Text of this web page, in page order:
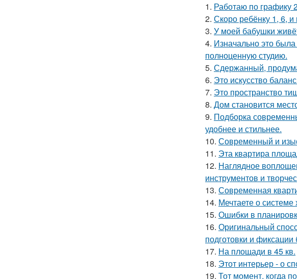
1. Работаю по графику
2. Скоро ребёнку 1, 6, и
3. У моей бабушки
4. Изначально это
полноценную студию.
5. Сдержанный,
6. Это искусство
7. Это пространство
8. Дом становится
9. Подборка
удобнее и стильнее.
10. Современный и
11. Эта квартира
12. Наглядное
инструментов и
13. Современная
14. Мечтаете о
15. Ошибки в
16. Оригинальный
подготовки и фиксации
17. На площади в 45 кв.
18. Этот интерьер - о
19. Тот момент, когда